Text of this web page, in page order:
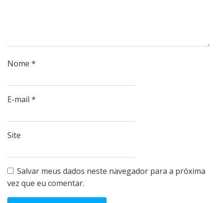
Nome *
E-mail *
Site
Salvar meus dados neste navegador para a próxima
vez que eu comentar.